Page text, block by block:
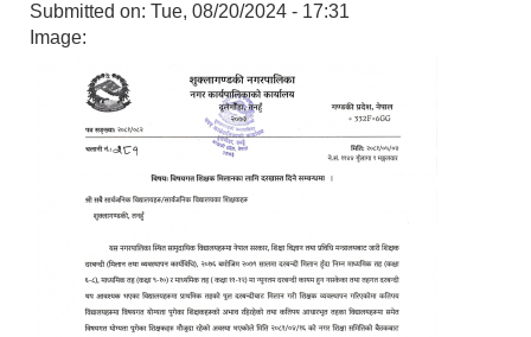
Submitted on: Tue, 08/20/2024 - 17:31
Image: